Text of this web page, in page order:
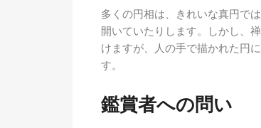
多くの円相は、きれいな真円で
開いていたりします。しかし、
けますが、人の手で描かれた円
す。
鑑賞者への問い